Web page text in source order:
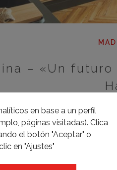
– «Un
en base a un perfil
páginas visitadas). Clica
el botón "Aceptar" o
en "Ajustes"